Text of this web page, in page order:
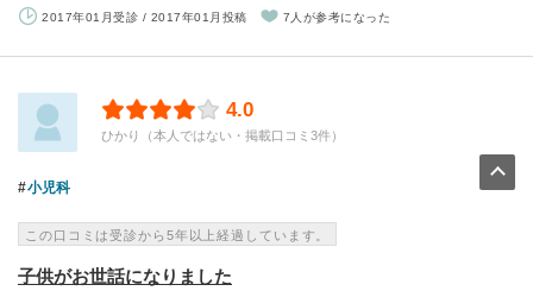
2017年01月受診 / 2017年01月投稿 7人が参考になった
4.0
ひかり（本人ではない・掲載口コミ3件）
小児科
この口コミは受診から5年以上経過しています。
子供がお世話になりました